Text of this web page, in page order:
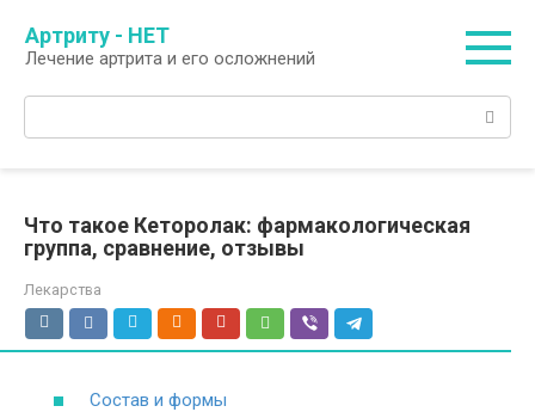
контенту
Артриту - НЕТ
Лечение артрита и его осложнений
Что такое Кеторолак: фармакологическая
группа, сравнение, отзывы
Лекарства
Состав и формы